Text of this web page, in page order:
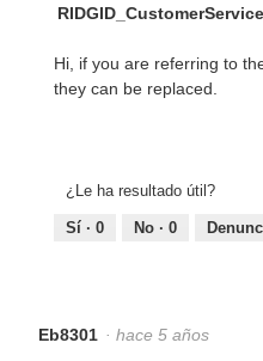
RIDGID_CustomerService
Hi, if you are referring to
they can be replaced.
¿Le ha resultado útil?
Sí · 0 No · 0
Eb8301 · hace 5 años